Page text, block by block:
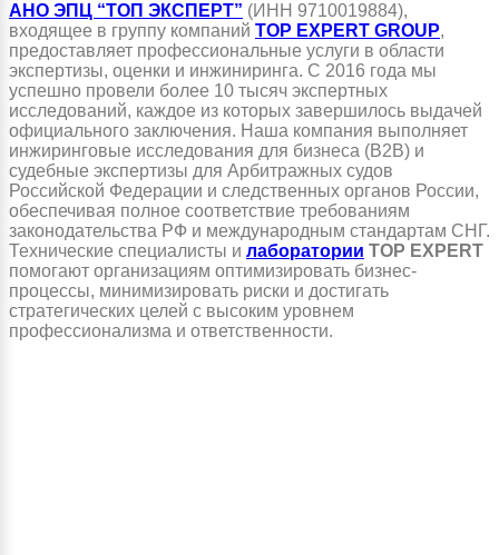
АНО ЭПЦ “ТОП ЭКСПЕРТ” (ИНН 9710019884),
входящее в группу компаний TOP EXPERT GROUP,
предоставляет профессиональные услуги в области
экспертизы, оценки и инжиниринга. С 2016 года мы
успешно провели более 10 тысяч экспертных
исследований, каждое из которых завершилось выдачей
официального заключения. Наша компания выполняет
инжиринговые исследования для бизнеса (B2B) и
судебные экспертизы для Арбитражных судов
Российской Федерации и следственных органов России,
обеспечивая полное соответствие требованиям
законодательства РФ и международным стандартам СНГ.
Технические специалисты и лаборатории TOP EXPERT
помогают организациям оптимизировать бизнес-
процессы, минимизировать риски и достигать
стратегических целей с высоким уровнем
профессионализма и ответственности.